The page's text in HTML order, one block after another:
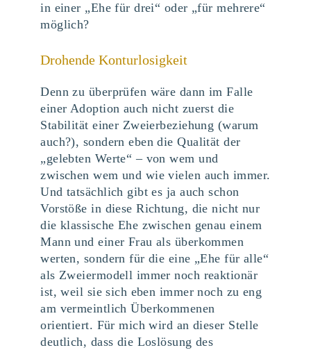
in einer „Ehe für drei“ oder „für mehrere“
möglich?
Drohende Konturlosigkeit
Denn zu überprüfen wäre dann im Falle
einer Adoption auch nicht zuerst die
Stabilität einer Zweierbeziehung (warum
auch?), sondern eben die Qualität der
„gelebten Werte“ – von wem und
zwischen wem und wie vielen auch immer.
Und tatsächlich gibt es ja auch schon
Vorstöße in diese Richtung, die nicht nur
die klassische Ehe zwischen genau einem
Mann und einer Frau als überkommen
werten, sondern für die eine „Ehe für alle“
als Zweiermodell immer noch reaktionär
ist, weil sie sich eben immer noch zu eng
am vermeintlich Überkommenen
orientiert. Für mich wird an dieser Stelle
deutlich, dass die Loslösung des